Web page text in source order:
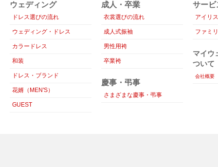
ウェディング
ドレス選びの流れ
ウェディング・ドレス
カラードレス
和装
ドレス・ブランド
花婿（MEN'S）
GUEST
成人・卒業
衣裳選びの流れ
成人式振袖
男性用袴
卒業袴
慶事・弔事
さまざまな慶事・弔事
サービ
アイリ
ファミ
マイウ
ついて
会社概要